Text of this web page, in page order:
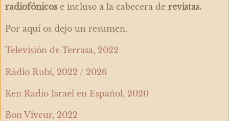
radiofónicos e incluso a la cabecera de revistas.
Por aquí os dejo un resumen.
Televisión de Terrasa, 2022
Ràdio Rubí, 2022 / 2026
Ken Radio Israel en Español, 2020
Bon Viveur, 2022